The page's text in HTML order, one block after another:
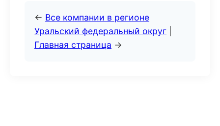
← Все компании в регионе
Уральский федеральный округ
Главная страница →